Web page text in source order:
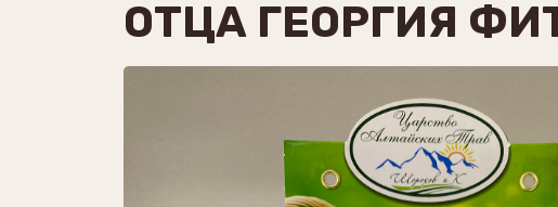
ОТЦА ГЕОРГИЯ